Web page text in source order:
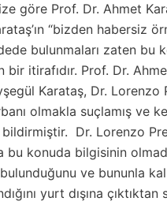
göre Prof. Dr. Ahmet
“bizden habersiz
bulunmaları zaten bu
bir itirafıdır. Prof. Dr.
Karataş, Dr. Lorenzo
olmakla suçlamış ve
bildirmiştir. Dr. Lorenzo
bu konuda bilgisinin
ve bununla
yurt dışına